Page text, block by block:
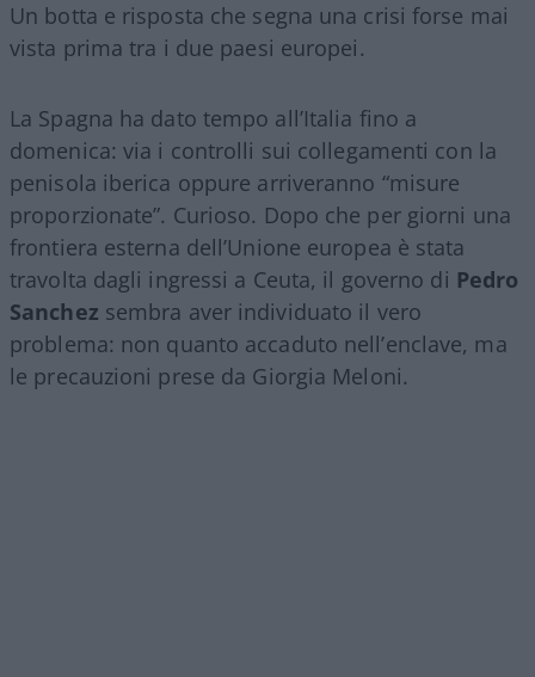
Un botta e risposta che segna una crisi forse mai
vista prima tra i due paesi europei.
La Spagna ha dato tempo all’Italia fino a
domenica: via i controlli sui collegamenti con la
penisola iberica oppure arriveranno “misure
proporzionate”. Curioso. Dopo che per giorni una
frontiera esterna dell’Unione europea è stata
travolta dagli ingressi a Ceuta, il governo di Pedro
Sanchez sembra aver individuato il vero
problema: non quanto accaduto nell’enclave, ma
le precauzioni prese da Giorgia Meloni.